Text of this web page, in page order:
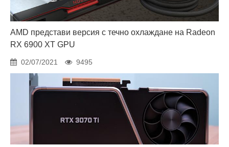
AMD представи версия с течно охлаждане на Radeon
RX 6900 XT GPU
02/07/2021 9495